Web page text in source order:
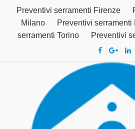
Preventivi serramenti Firenze
Milano
Preventivi serramenti
serramenti Torino
Preventivi